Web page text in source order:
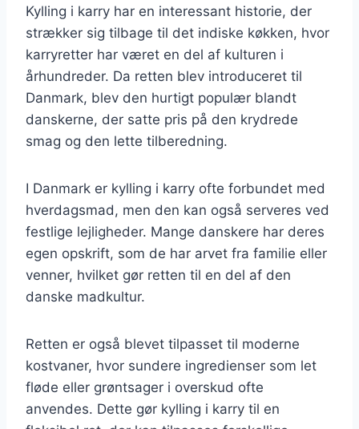
Kylling i karry har en interessant historie, der
strækker sig tilbage til det indiske køkken, hvor
karryretter har været en del af kulturen i
århundreder. Da retten blev introduceret til
Danmark, blev den hurtigt populær blandt
danskerne, der satte pris på den krydrede
smag og den lette tilberedning.
I Danmark er kylling i karry ofte forbundet med
hverdagsmad, men den kan også serveres ved
festlige lejligheder. Mange danskere har deres
egen opskrift, som de har arvet fra familie eller
venner, hvilket gør retten til en del af den
danske madkultur.
Retten er også blevet tilpasset til moderne
kostvaner, hvor sundere ingredienser som let
fløde eller grøntsager i overskud ofte
anvendes. Dette gør kylling i karry til en